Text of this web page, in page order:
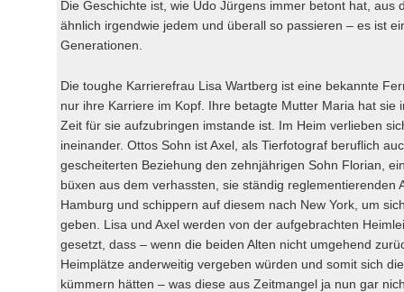
Die Geschichte ist, wie Udo Jürgens immer betont hat,
ähnlich irgendwie jedem und überall so passieren – es ist
Generationen.
Die toughe Karrierefrau Lisa Wartberg ist eine bekannte
nur ihre Karriere im Kopf. Ihre betagte Mutter Maria hat sie
Zeit für sie aufzubringen imstande ist. Im Heim verlieben
ineinander. Ottos Sohn ist Axel, als Tierfotograf beruflich
gescheiterten Beziehung den zehnjährigen Sohn Florian,
büxen aus dem verhassten, sie ständig reglementierenden
Hamburg und schippern auf diesem nach New York, um
geben. Lisa und Axel werden von der aufgebrachten
gesetzt, dass – wenn die beiden Alten nicht umgehend
Heimplätze anderweitig vergeben würden und somit sich
kümmern hätten – was diese aus Zeitmangel ja nun gar